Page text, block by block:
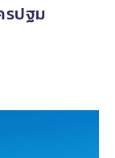
รปฐม